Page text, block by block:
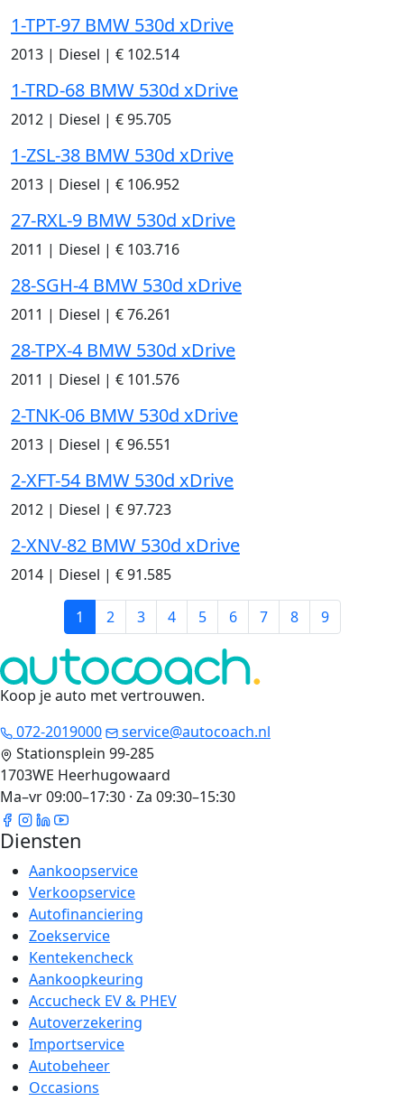
1-TPT-97 BMW 530d xDrive
2013 | Diesel | € 102.514
1-TRD-68 BMW 530d xDrive
2012 | Diesel | € 95.705
1-ZSL-38 BMW 530d xDrive
2013 | Diesel | € 106.952
27-RXL-9 BMW 530d xDrive
2011 | Diesel | € 103.716
28-SGH-4 BMW 530d xDrive
2011 | Diesel | € 76.261
28-TPX-4 BMW 530d xDrive
2011 | Diesel | € 101.576
2-TNK-06 BMW 530d xDrive
2013 | Diesel | € 96.551
2-XFT-54 BMW 530d xDrive
2012 | Diesel | € 97.723
2-XNV-82 BMW 530d xDrive
2014 | Diesel | € 91.585
1 2 3 4 5 6 7 8 9
Koop je auto met vertrouwen.
072-2019000
service@autocoach.nl
Stationsplein 99-285
1703WE Heerhugowaard
Ma–vr 09:00–17:30 · Za 09:30–15:30
Diensten
Aankoopservice
Verkoopservice
Autofinanciering
Zoekservice
Kentekencheck
Aankoopkeuring
Accucheck EV & PHEV
Autoverzekering
Importservice
Autobeheer
Occasions